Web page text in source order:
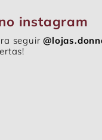
instagram
seguir